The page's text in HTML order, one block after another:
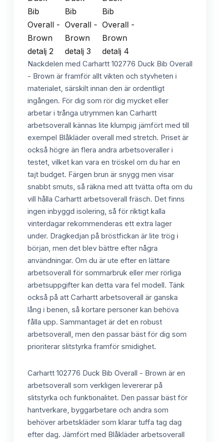
Nackdelen med Carhartt 102776 Duck Bib Overall
- Brown är framför allt vikten och styvheten i
materialet, särskilt innan den är ordentligt
ingången. För dig som rör dig mycket eller
arbetar i trånga utrymmen kan Carhartt
arbetsoverall kännas lite klumpig jämfört med till
exempel Blåkläder overall med stretch. Priset är
också högre än flera andra arbetsoveraller i
testet, vilket kan vara en tröskel om du har en
tajt budget. Färgen brun är snygg men visar
snabbt smuts, så räkna med att tvätta ofta om du
vill hålla Carhartt arbetsoverall fräsch. Det finns
ingen inbyggd isolering, så för riktigt kalla
vinterdagar rekommenderas ett extra lager
under. Dragkedjan på bröstfickan är lite trög i
början, men det blev bättre efter några
användningar. Om du är ute efter en lättare
arbetsoverall för sommarbruk eller mer rörliga
arbetsuppgifter kan detta vara fel modell. Tänk
också på att Carhartt arbetsoverall är ganska
lång i benen, så kortare personer kan behöva
fålla upp. Sammantaget är det en robust
arbetsoverall, men den passar bäst för dig som
prioriterar slitstyrka framför smidighet.
Carhartt 102776 Duck Bib Overall - Brown är en
arbetsoverall som verkligen levererar på
slitstyrka och funktionalitet. Den passar bäst för
hantverkare, byggarbetare och andra som
behöver arbetskläder som klarar tuffa tag dag
efter dag. Jämfört med Blåkläder arbetsoverall